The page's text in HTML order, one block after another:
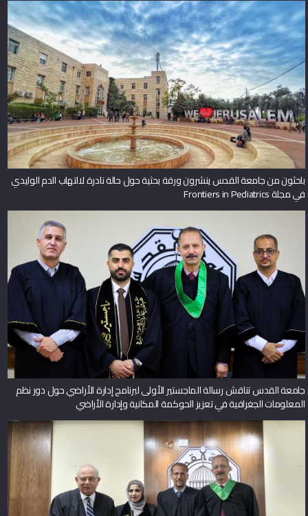
باحثون من جامعة القدس ينشرون ورقة بحثية حول حالة نادرة لالتهاب الدم الوليدي
في مجلة Frontiers in Pediatrics
جامعة القدس تناقش رسالة الماجستير الأولى لبرنامج إدارة الأراضي حول دور نظم
المعلومات الجغرافية في تعزيز الحوكمة المكانية وإدارة الأراضي